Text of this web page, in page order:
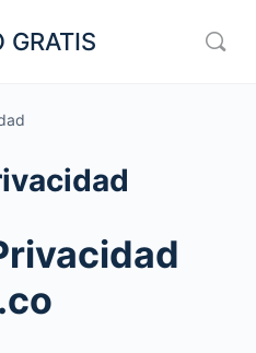
GRATIS